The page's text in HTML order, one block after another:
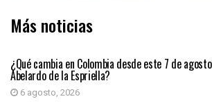
Más noticias
¿Qué cambia en Colombia desde este 7 de
Abelardo de la Espriella?
6 agosto, 2026
PRIMER PLANO